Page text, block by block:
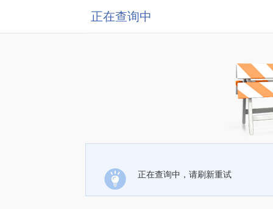
正在查询中
正在查询中，请刷新重试